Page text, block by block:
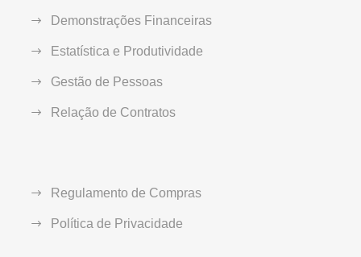
Demonstrações Financeiras
Estatística e Produtividade
Gestão de Pessoas
Relação de Contratos
Regulamento de Compras
Política de Privacidade